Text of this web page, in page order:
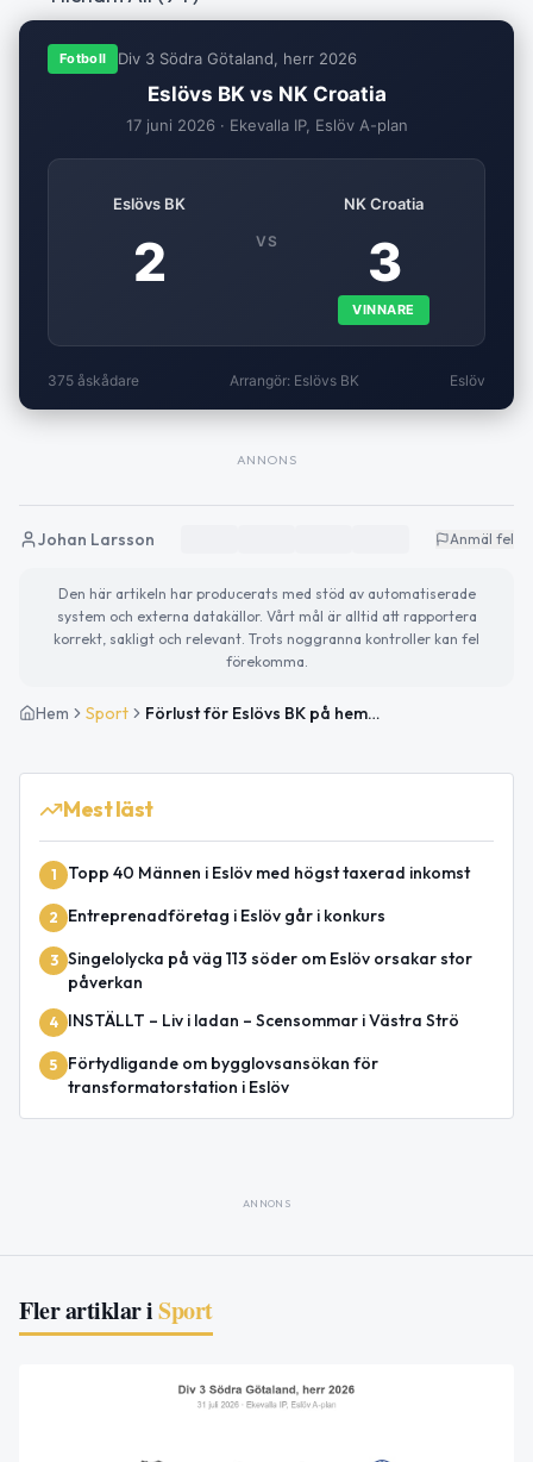
Fotboll Div 3 Södra Götaland, herr 2026
Eslövs BK vs NK Croatia
17 juni 2026 · Ekevalla IP, Eslöv A-plan
Eslövs BK
2 VS
NK Croatia
3
VINNARE
375 åskådare Arrangör: Eslövs BK Eslöv
ANNONS
Johan Larsson Anmäl fel
Den här artikeln har producerats med stöd av automatiserade
system och externa datakällor. Vårt mål är alltid att rapportera
korrekt, sakligt och relevant. Trots noggranna kontroller kan fel
förekomma.
Hem Sport Förlust för Eslövs BK på hemmaplan mot NK Croatia (2–3)
Mest läst
1 Topp 40 Männen i Eslöv med högst taxerad inkomst
2 Entreprenadföretag i Eslöv går i konkurs
3 Singelolycka på väg 113 söder om Eslöv orsakar stor
påverkan
4 INSTÄLLT – Liv i ladan – Scensommar i Västra Strö
5
Förtydligande om bygglovsansökan för
transformatorstation i Eslöv
ANNONS
Fler artiklar iSport